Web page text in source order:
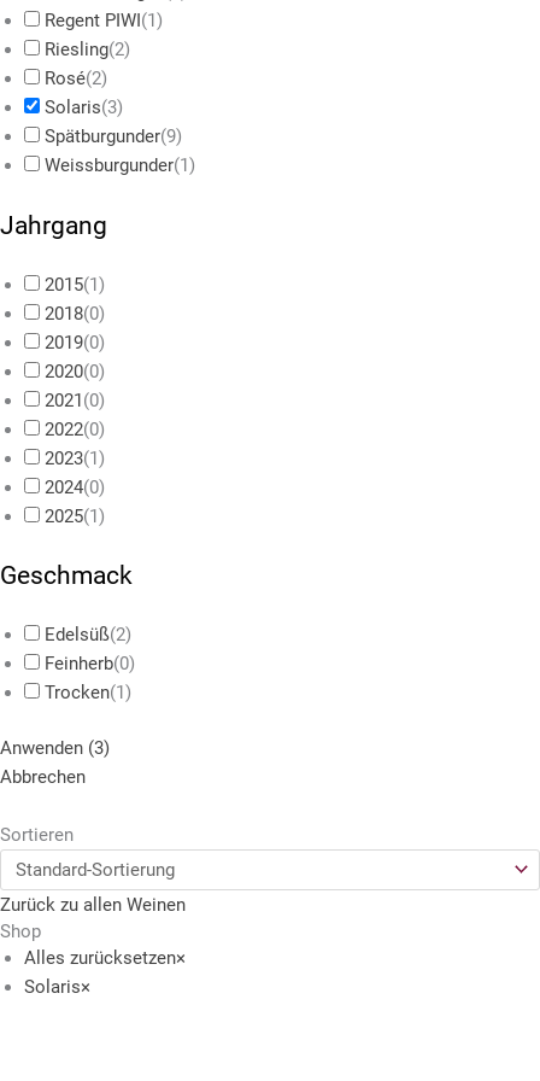
Regent PIWI (1 )
Riesling(2)
Rosé(2)
Solaris(3)
Spätburgunder(9)
Weissburgunder(1 )
Jahrgang
2015(1)
2018(0)
2019(0)
2020(0)
2021(0)
2022(0)
2023(1)
2024(0)
2025(1)
Geschmack
Edelsüß(2)
Feinherb(0)
Trocken(1)
Anwenden (3)
Abbrechen
Sortieren
Zurück zu allen Weinen
Shop
Alles zurücksetzen×
Solaris×